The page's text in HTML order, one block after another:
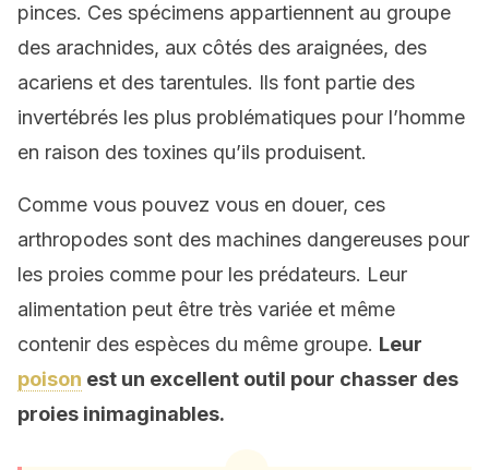
pinces. Ces spécimens appartiennent au groupe
des arachnides, aux côtés des araignées, des
acariens et des tarentules. Ils font partie des
invertébrés les plus problématiques pour l’homme
en raison des toxines qu’ils produisent.
Comme vous pouvez vous en douer, ces
arthropodes sont des machines dangereuses pour
les proies comme pour les prédateurs. Leur
alimentation peut être très variée et même
contenir des espèces du même groupe. Leur
poison est un excellent outil pour chasser des
proies inimaginables.